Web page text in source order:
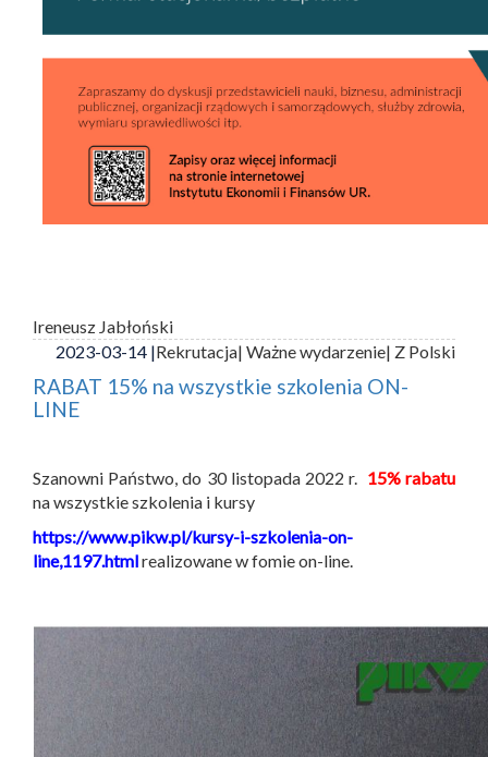
Ireneusz Jabłoński
2023-03-14 |Rekrutacja| Ważne wydarzenie| Z Polski
RABAT 15% na wszystkie szkolenia ON-
LINE
Szanowni Państwo, do 30 listopada 2022 r. 15% rabatu
na wszystkie szkolenia i kursy
https://www.pikw.pl/kursy-i-szkolenia-on-
line,1197.htmlrealizowane w fomie on-line.